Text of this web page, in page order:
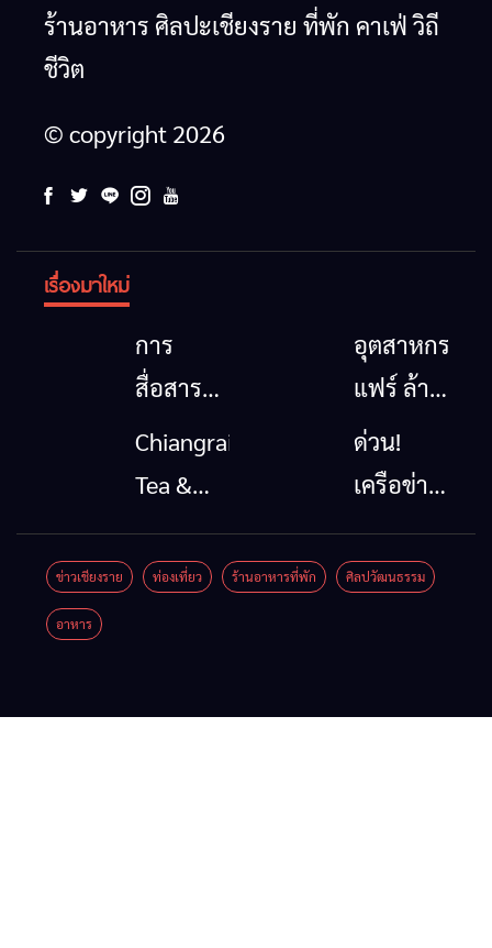
ร้านอาหาร ศิลปะเชียงราย ที่พัก คาเฟ่ วิถี
ชีวิต
© copyright 2026
เรื่องมาใหม่
การ
สื่อสาร
โทรคมนาคม
กรณีภัย
เชียงราย
เมื่อ
อุตสาหกรรม
แฟร์ ล้าน
นาตะวัน
ออก
รวมของดี
สินค้าเด่น
Chiangrai
Tea &
Coffee
Festival
ด่วน!
เครือข่าย
ลุ่มน้ำกก
ยื่น 5 ข้อ
ข่าวเชียงราย ท่องเที่ยว ร้านอาหารที่พัก ศิลปวัฒนธรรม
อาหาร